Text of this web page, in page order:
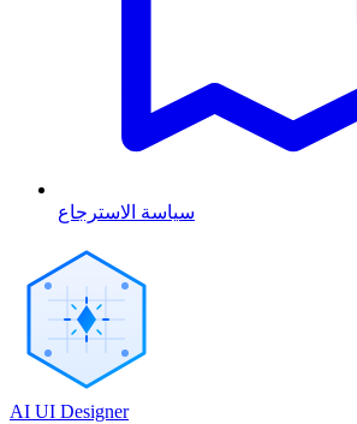
سياسة الاسترجاع
AI UI Designer